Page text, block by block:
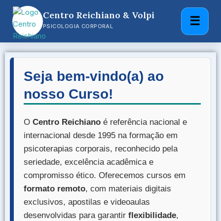
Centro Reichiano & Volpi
PSICOLOGIA CORPORAL ☰
Seja bem-vindo(a) ao
nosso Curso!
O Centro Reichiano é referência nacional e
internacional desde 1995 na formação em
psicoterapias corporais, reconhecido pela
seriedade, excelência acadêmica e
compromisso ético. Oferecemos cursos em
formato remoto, com materiais digitais
exclusivos, apostilas e videoaulas
desenvolvidas para garantir flexibilidade,